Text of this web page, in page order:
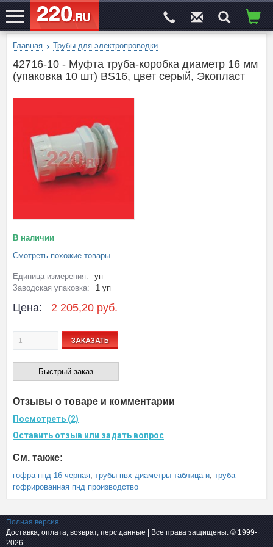
ЭЛЕКТРОСАЙТ№1
Главная Трубы для электропроводки
42716-10 - Муфта труба-коробка диаметр 16 мм
(упаковка 10 шт) BS16, цвет серый, Экопласт
В наличии
Смотреть похожие товары
Единица измерения:
уп
Заводская упаковка:
1 уп
Цена: 2 205,20 руб.
ЗАКАЗАТЬ
Быстрый заказ
Отзывы о товаре и комментарии
Посмотреть (2)
Оставить отзыв или задать вопрос
См. также:
гофра пнд 16 черная, трубы пвх диаметры таблица и, труба
гофрированная пнд производство
Полная версия
Доставка, оплата, возврат, перс.данные | Все права защищены: © 1999-
2026